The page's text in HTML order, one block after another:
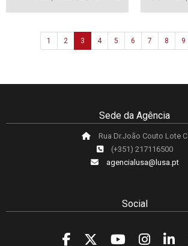
1 2 3 4 5 6 7 8 9
Sede da Agência
Rua Dr.João Couto Lote C
(+351) 217116500
agencialusa@lusa.pt
Social